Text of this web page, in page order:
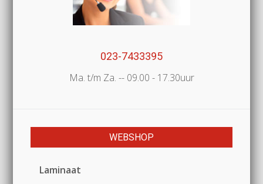
023-7433395
Ma. t/m Za. -- 09.00 - 17.30uur
WEBSHOP
Laminaat